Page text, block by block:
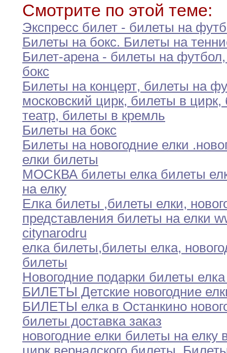
Смотрите по этой теме:
Экспресс билет - билеты на
Билеты на бокс. Билеты на
Билет-арена - билеты на футбол,
бокс
Билеты на концерт, билеты на
московский цирк, билеты в цирк,
театр, билеты в кремль
Билеты на бокс
Билеты на новогодние елки .
елки билеты
МОСКВА билеты елка билеты
на елку
Елка билеты ,билеты елки,
представления билеты на елки
citynarodru
елка билеты,билеты елка,
билеты
Новогодние подарки билеты
БИЛЕТЫ Детские новогодние
БИЛЕТЫ елка в Останкино
билеты доставка заказ
новогодние елки билеты на елку